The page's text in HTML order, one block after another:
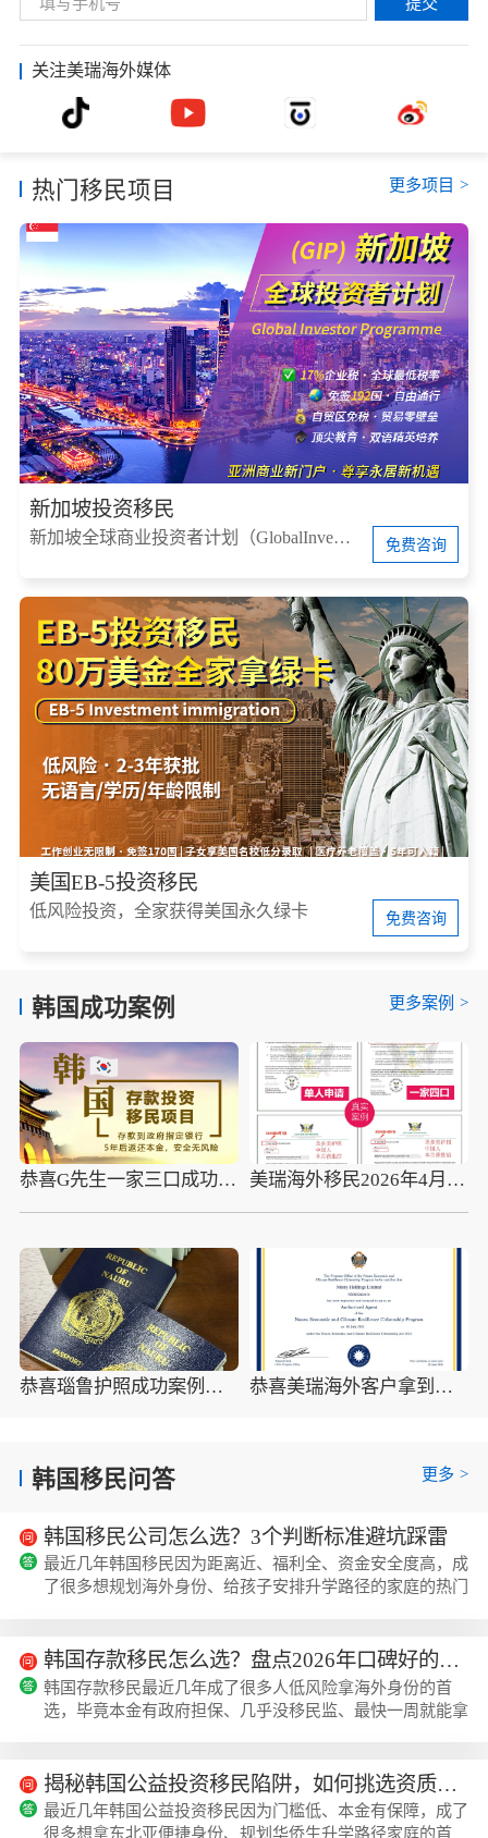
关注美瑞海外媒体
热门移民项目 更多项目 >
新加坡投资移民
新加坡全球商业投资者计划（GlobalInvestorProgram，简称GIP） 免费咨询
美国EB-5投资移民
低风险投资，全家获得美国永久绿卡 免费咨询
韩国成功案例 更多案例 >
恭喜G先生一家三口成功移民韩国 美瑞海外移民2026年4月10组圣多美护照成功案例分享
恭喜瑙鲁护照成功案例，最新瑙鲁护照批准获批信 恭喜美瑞海外客户拿到瑙鲁护照最新获批信(2026年4月16日)
韩国移民问答 更多 >
韩国移民公司怎么选？3个判断标准避坑踩雷
最近几年韩国移民因为距离近、福利全、资金安全度高，成
了很多想规划海外身份、给孩子安排升学路径的家庭的热门
日常接咨询的时候，就碰到过不少有类似经历的用户。先看
机构对韩国移民政策的熟悉度和官方合作资质很多人找机构
第一眼看价格，其实最核心的先要确认机构对韩国移民的法
案是不是真的吃透了，毕竟韩国的公益事...
韩国存款移民怎么选？盘点2026年口碑好的专业机构排行
韩国存款移民最近几年成了很多人低风险拿海外身份的首
选，毕竟本金有政府担保、几乎没移民监、最快一周就能拿
留之后没人提醒续签导致身份失效，所以选个靠谱的专业机
构能省很多麻烦，近期美瑞海外联合行业第三方调研机构，
结合近2年的客户真实评价、获批数据、服务体验，整理出
揭秘韩国公益投资移民陷阱，如何挑选资质齐全的品牌公司？
最近几年韩国公益投资移民因为门槛低、本金有保障，成了
很多想拿东北亚便捷身份、规划华侨生升学路径家庭的首